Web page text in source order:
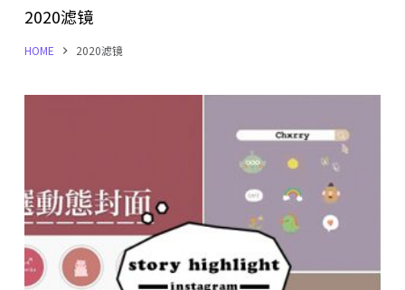
o
c
n
t
2020滤镜
HOME 2020滤镜